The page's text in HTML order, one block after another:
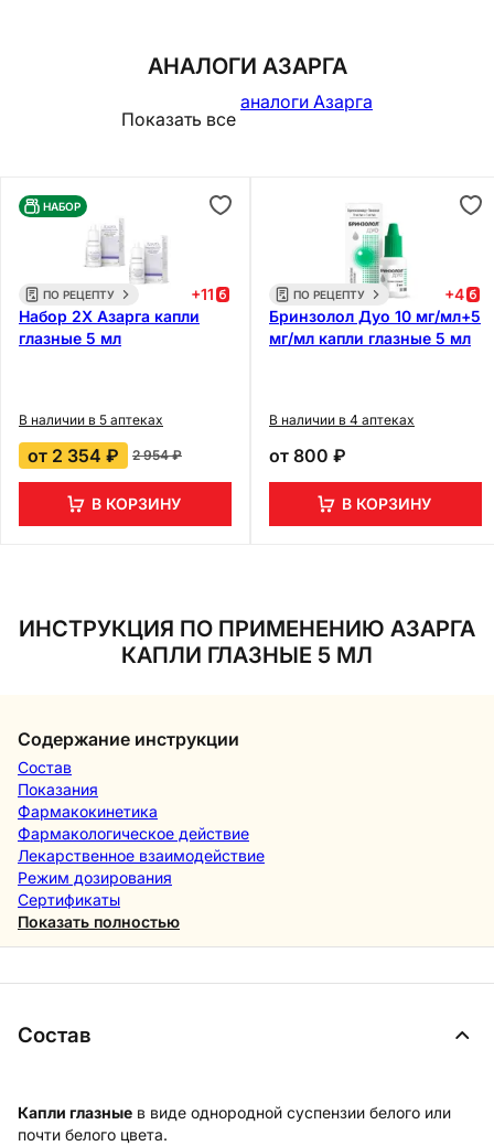
АНАЛОГИ АЗАРГА
Показать все
аналоги Азарга
ПО РЕЦЕПТУ
НАБОР
+11
Набор 2Х Азарга капли
глазные 5 мл
В наличии в 5 аптеках
от 2 354 ₽ 2 954 ₽
В КОРЗИНУ
ПО РЕЦЕПТУ +4
Бринзолол Дуо 10 мг/мл+5
мг/мл капли глазные 5 мл
В наличии в 4 аптеках
от 800 ₽
В КОРЗИНУ
ИНСТРУКЦИЯ ПО ПРИМЕНЕНИЮ АЗАРГА
КАПЛИ ГЛАЗНЫЕ 5 МЛ
Содержание инструкции
Состав
Показания
Фармакокинетика
Фармакологическое действие
Лекарственное взаимодействие
Режим дозирования
Сертификаты
Показать полностью
Состав
Капли глазные в виде однородной суспензии белого или
почти белого цвета.